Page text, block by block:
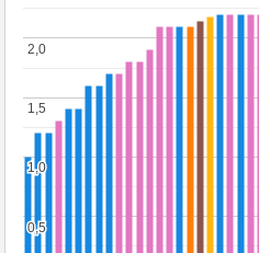
0,5
0,5
1,0
1,0
1,5
1,5
2,0
2,0